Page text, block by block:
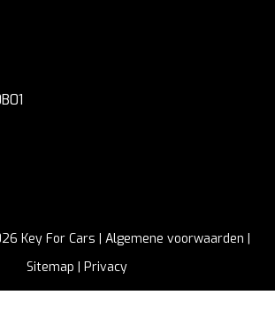
Key For Cars | Algemene voorwaarden
Sitemap
Privacy